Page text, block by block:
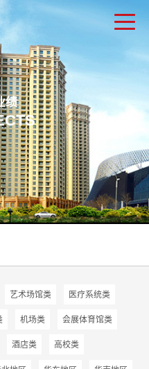
绩
艺术场馆类 医疗系统类
机场类 会展体育馆类
酒店类 高校类